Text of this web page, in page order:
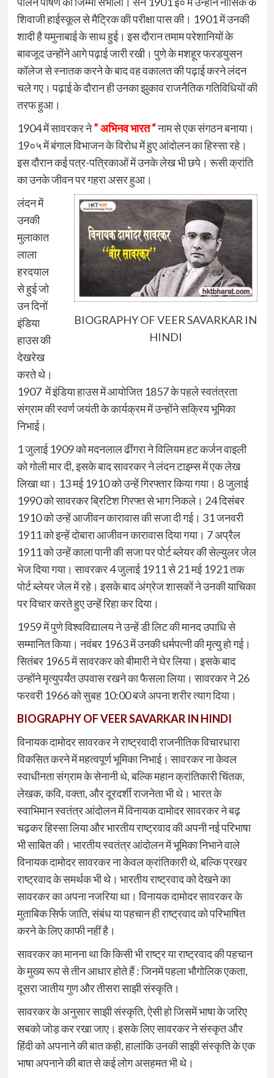
शिवाजी हाईस्कूल से मैट्रिक की परीक्षा पास की। 1901 में उनकी
शादी है यमुनाबाई के साथ हुई। इस दौरान तमाम परेशानियों के
बावजूद उन्होंने आगे पढ़ाई जारी रखी। पुणे के मशहूर फरडयुसन
कॉलेज से स्नातक करने के बाद वह वकालत की पढ़ाई करने लंदन
चले गए। पढ़ाई के दौरान ही उनका झुकाव राजनैतिक गतिविधियों की
तरफ हुआ।
1904 में सावरकर ने” अभिनव भारत “नाम से एक संगठन बनाया।
19०५ में बंगाल विभाजन के विरोध में हुए आंदोलन का हिस्सा रहे।
इस दौरान कई पत्र-पत्रिकाओं में उनके लेख भी छपे। रूसी क्रांति
का उनके जीवन पर गहरा असर हुआ।
BIOGRAPHY OF VEER SAVARKAR IN
HINDI
लंदन में
उनकी
मुलाकात
लाला
हरदयाल
से हुई जो
उन दिनों
इंडिया
हाउस की
देखरेख
करते थे।
1907 में इंडिया हाउस में आयोजित 1857 के पहले स्वतंत्रता
संग्राम की स्वर्ण जयंती के कार्यक्रम में उन्होंने सक्रिय भूमिका
निभाई।
1 जुलाई 1909 को मदनलाल ढींगरा ने विलियम हट कर्जन वाइली
को गोली मार दी, इसके बाद सावरकर ने लंदन टाइम्स में एक लेख
लिखा था। 13 मई 1910 को उन्हें गिरफ्तार किया गया। 8 जुलाई
1990 को सावरकर ब्रिटिश गिरफ्त से भाग निकले। 24 दिसंबर
1910 को उन्हें आजीवन कारावास की सजा दी गई। 31 जनवरी
1911 को इन्हें दोबारा आजीवन कारावास दिया गया। 7 अप्रैल
1911 को उन्हें काला पानी की सजा पर पोर्ट ब्लेयर की सेल्युलर जेल
भेज दिया गया। सावरकर 4 जुलाई 1911 से 21 मई 1921 तक
पोर्ट ब्लेयर जेल में रहे। इसके बाद अंग्रेज शासकों ने उनकी याचिका
पर विचार करते हुए उन्हें रिहा कर दिया।
1959 में पुणे विश्वविद्यालय ने उन्हें डी लिट की मानद उपाधि से
सम्मानित किया। नवंबर 1963 में उनकी धर्मपत्नी की मृत्यु हो गई।
सितंबर 1965 में सावरकर को बीमारी ने घेर लिया। इसके बाद
उन्होंने मृत्युपर्यंत उपवास रखने का फैसला लिया। सावरकर ने 26
फरवरी 1966 को सुबह 10:00 बजे अपना शरीर त्याग दिया।
BIOGRAPHY OF VEER SAVARKAR IN HINDI
विनायक दामोदर सावरकर ने राष्ट्रवादी राजनीतिक विचारधारा
विकसित करने में महत्वपूर्ण भूमिका निभाई। सावरकर ना केवल
स्वाधीनता संग्राम के सेनानी थे, बल्कि महान क्रांतिकारी चिंतक,
लेखक, कवि, वक्ता, और दूरदर्शी राजनेता भी थे। भारत के
स्वाभिमान स्वतंत्र आंदोलन में विनायक दामोदर सावरकर ने बढ़
चढ़कर हिस्सा लिया और भारतीय राष्ट्रवाद की अपनी नई परिभाषा
भी साबित की। भारतीय स्वतंत्र आंदोलन में भूमिका निभाने वाले
विनायक दामोदर सावरकर ना केवल क्रांतिकारी थे, बल्कि प्रखर
राष्ट्रवाद के समर्थक भी थे। भारतीय राष्ट्रवाद को देखने का
सावरकर का अपना नजरिया था। विनायक दामोदर सावरकर के
मुताबिक सिर्फ जाति, संबंध या पहचान ही राष्ट्रवाद को परिभाषित
करने के लिए काफी नहीं है।
सावरकर का मानना था कि किसी भी राष्ट्र या राष्ट्रवाद की पहचान
के मुख्य रूप से तीन आधार होते हैं : जिनमें पहला भौगोलिक एकता,
दूसरा जातीय गुण और तीसरा साझी संस्कृति।
सावरकर के अनुसार साझी संस्कृति, ऐसी हो जिसमें भाषा के जरिए
सबको जोड़ कर रखा जाए। इसके लिए सावरकर ने संस्कृत और
हिंदी को अपनाने की बात कही, हालांकि उनकी साझी संस्कृति के एक
भाषा अपनाने की बात से कई लोग असहमत भी थे।